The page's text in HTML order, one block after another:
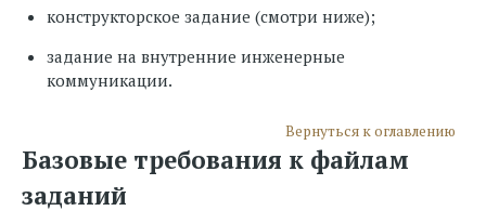
конструкторское задание (смотри ниже);
задание на внутренние инженерные
коммуникации.
Вернуться к оглавлению
Базовые требования к файлам
заданий